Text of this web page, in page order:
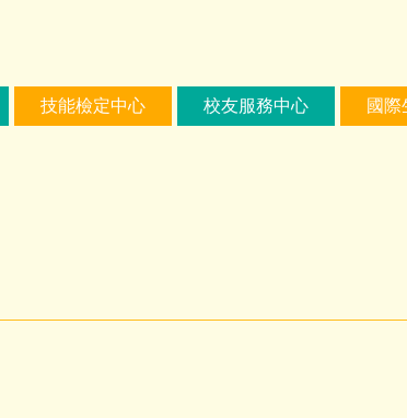
技能檢定中心 校友服務中心 國際